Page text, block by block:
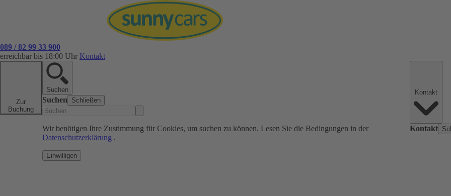
089 / 82 99 33 900
erreichbar bis 18:00 Uhr Kontakt
Zur
Buchung
Suchen
Suchen Schließen
Wir benötigen Ihre Zustimmung für Cookies, um suchen zu können. Lesen Sie die Bedingungen in der
Datenschutzerklärung .
Einwilligen
Kontakt